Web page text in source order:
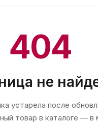
404
не
устарела после
товар в каталоге — в